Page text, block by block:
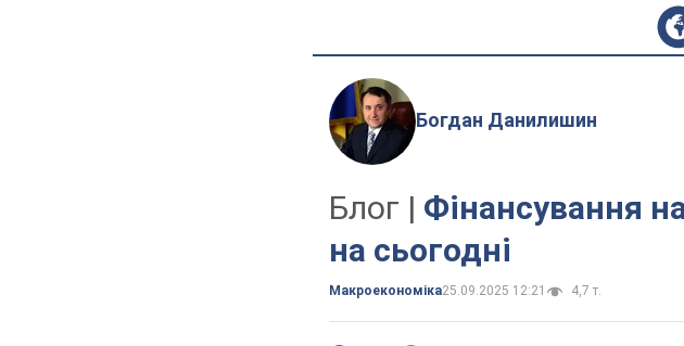
Богдан Данилишин
Блог | Фінансування
на сьогодні
Mакроекономіка25.09.2025 12:21 4,7 т.